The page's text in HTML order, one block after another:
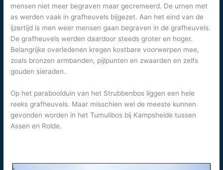
mensen niet meer begraven maar gecremeerd. De urnen met
as werden vaak in grafheuvels bijgezet. Aan het eind van de
ijzertijd is men weer mensen gaan begraven in de grafheuvels.
De grafheuvels werden daardoor steeds groter en hoger.
Belangrijke overledenen kregen kostbare voorwerpen mee,
zoals bronzen armbanden, pijlpunten en zwaarden en zelfs
gouden sieraden.
Op het paraboolduin van het Strubbenbos liggen een hele
reeks grafheuvels. Maar misschien wel de meeste kunnen
gevonden worden in het Tumulibos bij Kampsheide tussen
Assen en Rolde.